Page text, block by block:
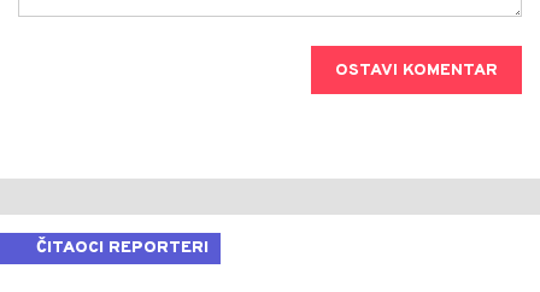
OSTAVI KOMENTAR
ČITAOCI REPORTERI